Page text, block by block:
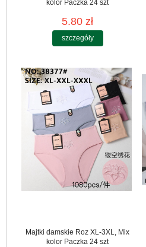
kolor Paczka 24 szt
5.80 zł
szczegóły
Majtki damskie Roz XL-3XL, Mix
kolor Paczka 24 szt